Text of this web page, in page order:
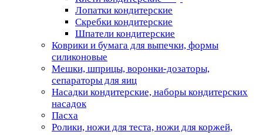
Лопатки кондитерские
Скребки кондитерские
Шпатели кондитерские
Коврики и бумага для выпечки, формы
силиконовые
Мешки, шприцы, воронки-дозаторы,
сепараторы для яиц
Насадки кондитерские, наборы кондитерских
насадок
Пасха
Ролики, ножи для теста, ножи для коржей,